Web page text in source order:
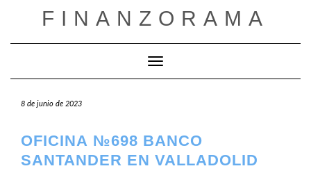
FINANZORAMA
Cambiar modo de navegación
8 de junio de 2023
OFICINA №698 BANCO
SANTANDER EN VALLADOLID